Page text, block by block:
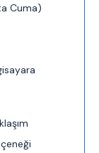
Cuma)